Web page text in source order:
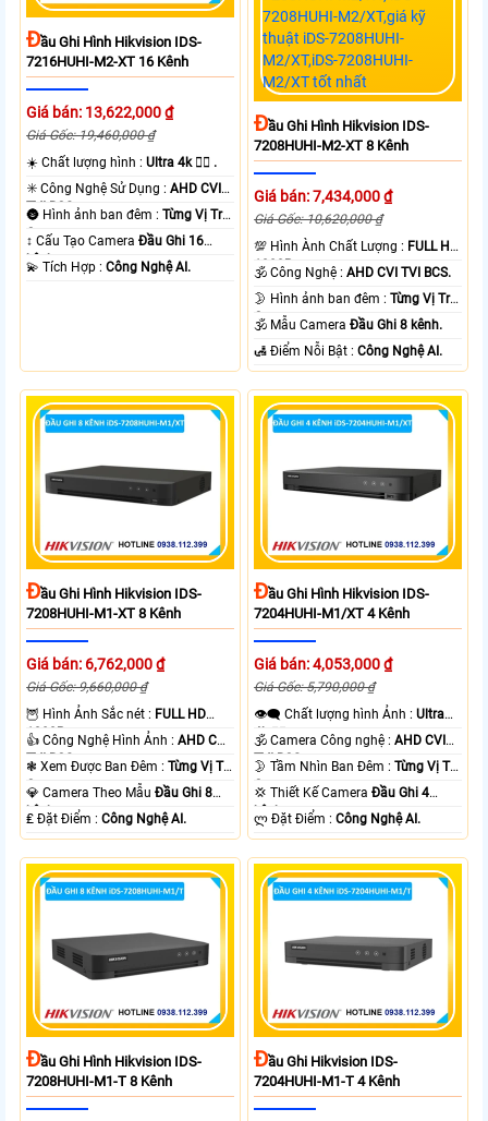
ĐẦu Ghi Hình Hikvision IDS-
7216HUHI-M2-XT 16 Kênh
Giá bán: 13,622,000 ₫
Giá Gốc: 19,460,000 ₫
☀️ Chất lượng hình :Ultra 4k 👍🏾 .
✳️ Công Nghệ Sử Dụng :AHD CVI
TVI BCS.
🌚 Hình ảnh ban đêm :Từng Vị Trí
Camera .
↕️ Cấu Tạo CameraĐầu Ghi 16
kênh.
️💫 Tích Hợp :Công Nghệ AI.
ĐẦu Ghi Hình Hikvision IDS-
7208HUHI-M2-XT 8 Kênh
Giá bán: 7,434,000 ₫
Giá Gốc: 10,620,000 ₫
💯 Hình Ành Chất Lượng : FULL HD
1080P .
🕉️ Công Nghệ :AHD CVI TVI BCS.
🌛 Hình ảnh ban đêm :Từng Vị Trí
Camera .
🕉️ Mẫu CameraĐầu Ghi 8 kênh.
️🛃 Điểm Nỗi Bật :Công Nghệ AI.
ĐẦu Ghi Hình Hikvision IDS-
7208HUHI-M1-XT 8 Kênh
Giá bán: 6,762,000 ₫
Giá Gốc: 9,660,000 ₫
🦉 Hình Ảnh Sắc nét : FULL HD
1080P .
👍 Công Nghệ Hình Ảnh :AHD CVI
TVI BCS.
❃ Xem Được Ban Đêm :Từng Vị Trí
Camera .
💎 Camera Theo MẫuĐầu Ghi 8
kênh.
️₤ Đặt Điểm :Công Nghệ AI.
ĐẦu Ghi Hình Hikvision IDS-
7204HUHI-M1/XT 4 Kênh
Giá bán: 4,053,000 ₫
Giá Gốc: 5,790,000 ₫
👁️‍🗨 Chất lượng hình Ảnh :Ultra
4k 👍🏾 .
🕉️ Camera Công nghệ :AHD CVI
TVI BCS.
🌛 Tầm Nhìn Ban Đêm :Từng Vị Trí
Camera .
💢 Thiết Kế CameraĐầu Ghi 4
kênh.
️ლ Đặt Điểm :Công Nghệ AI.
ĐẦu Ghi Hình Hikvision IDS-
7208HUHI-M1-T 8 Kênh
ĐẦu Ghi Hikvision IDS-
7204HUHI-M1-T 4 Kênh